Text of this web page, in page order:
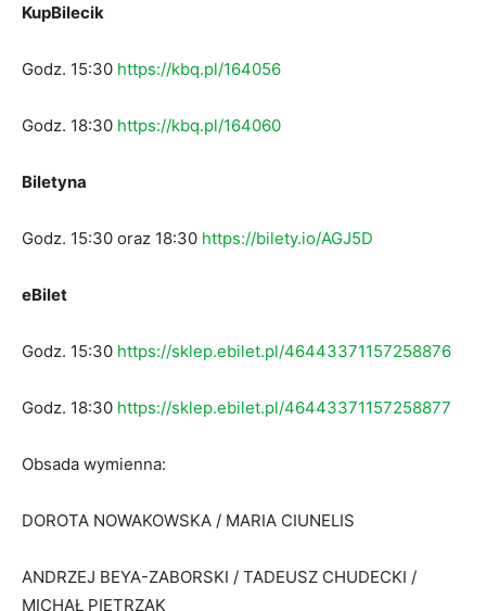
KupBilecik
Godz. 15:30 https://kbq.pl/164056
Godz. 18:30 https://kbq.pl/164060
Biletyna
Godz. 15:30 oraz 18:30 https://bilety.io/AGJ5D
eBilet
Godz. 15:30 https://sklep.ebilet.pl/46443371157258876
Godz. 18:30 https://sklep.ebilet.pl/46443371157258877
Obsada wymienna:
DOROTA NOWAKOWSKA / MARIA CIUNELIS
ANDRZEJ BEYA-ZABORSKI / TADEUSZ CHUDECKI /
MICHAŁ PIETRZAK